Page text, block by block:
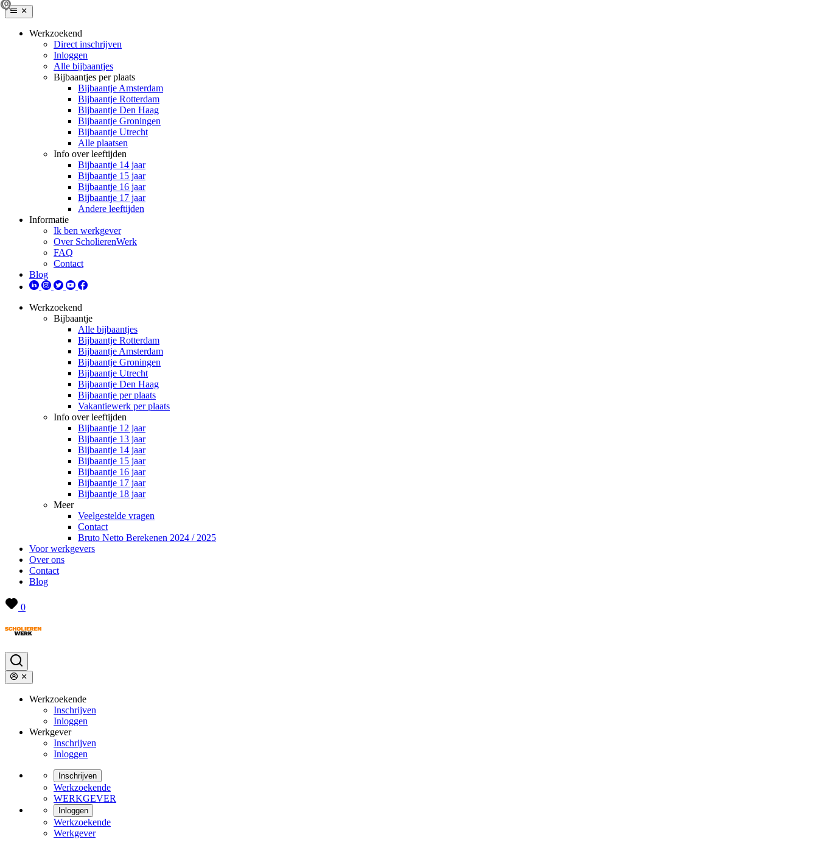
Werkzoekend
Direct inschrijven
Inloggen
Alle bijbaantjes
Bijbaantjes per plaats
Bijbaantje Amsterdam
Bijbaantje Rotterdam
Bijbaantje Den Haag
Bijbaantje Groningen
Bijbaantje Utrecht
Alle plaatsen
Info over leeftijden
Bijbaantje 14 jaar
Bijbaantje 15 jaar
Bijbaantje 16 jaar
Bijbaantje 17 jaar
Andere leeftijden
Informatie
Ik ben werkgever
Over ScholierenWerk
FAQ
Contact
Blog
Werkzoekend
Bijbaantje
Alle bijbaantjes
Bijbaantje Rotterdam
Bijbaantje Amsterdam
Bijbaantje Groningen
Bijbaantje Utrecht
Bijbaantje Den Haag
Bijbaantje per plaats
Vakantiewerk per plaats
Info over leeftijden
Bijbaantje 12 jaar
Bijbaantje 13 jaar
Bijbaantje 14 jaar
Bijbaantje 15 jaar
Bijbaantje 16 jaar
Bijbaantje 17 jaar
Bijbaantje 18 jaar
Meer
Veelgestelde vragen
Contact
Bruto Netto Berekenen 2024 / 2025
Voor werkgevers
Over ons
Contact
Blog
0
Werkzoekende
Inschrijven
Inloggen
Werkgever
Inschrijven
Inloggen
Inschrijven
Werkzoekende
WERKGEVER
Inloggen
Werkzoekende
Werkgever